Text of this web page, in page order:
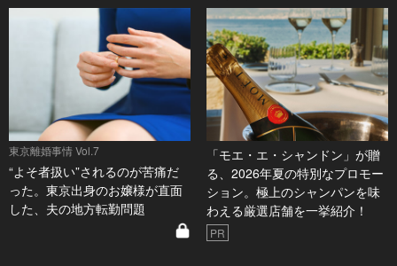
東京離婚事情 Vol.7
“よそ者扱い”されるのが苦痛だ
った。東京出身のお嬢様が直面
した、夫の地方転勤問題
「モエ・エ・シャンドン」が贈
る、2026年夏の特別なプロモー
ション。極上のシャンパンを味
わえる厳選店舗を一挙紹介！
PR